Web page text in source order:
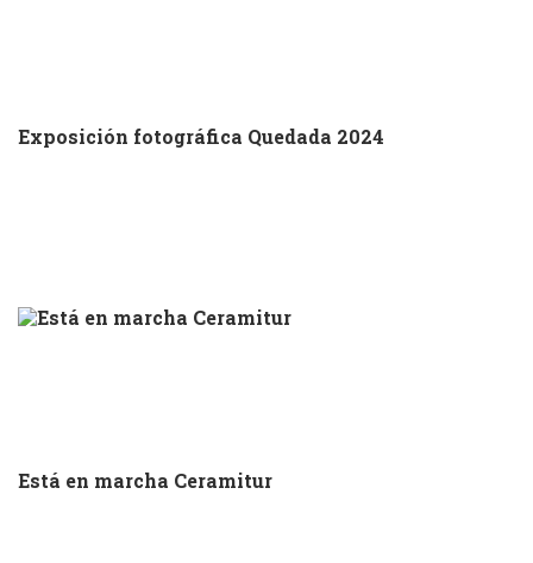
Exposición fotográfica Quedada 2024
Está en marcha Ceramitur